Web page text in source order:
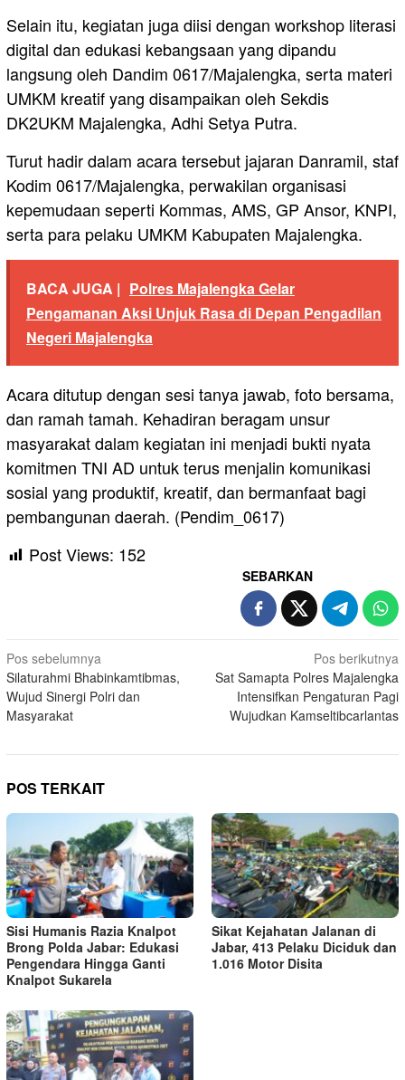
Selain itu, kegiatan juga diisi dengan workshop literasi
digital dan edukasi kebangsaan yang dipandu
langsung oleh Dandim 0617/Majalengka, serta materi
UMKM kreatif yang disampaikan oleh Sekdis
DK2UKM Majalengka, Adhi Setya Putra.
Turut hadir dalam acara tersebut jajaran Danramil, staf
Kodim 0617/Majalengka, perwakilan organisasi
kepemudaan seperti Kommas, AMS, GP Ansor, KNPI,
serta para pelaku UMKM Kabupaten Majalengka.
BACA JUGA | Polres Majalengka Gelar
Pengamanan Aksi Unjuk Rasa di Depan Pengadilan
Negeri Majalengka
Acara ditutup dengan sesi tanya jawab, foto bersama,
dan ramah tamah. Kehadiran beragam unsur
masyarakat dalam kegiatan ini menjadi bukti nyata
komitmen TNI AD untuk terus menjalin komunikasi
sosial yang produktif, kreatif, dan bermanfaat bagi
pembangunan daerah. (Pendim_0617)
Post Views: 152
SEBARKAN
Navigasi
pos
Pos sebelumnya
Silaturahmi Bhabinkamtibmas,
Wujud Sinergi Polri dan
Masyarakat
Pos berikutnya
Sat Samapta Polres Majalengka
Intensifkan Pengaturan Pagi
Wujudkan Kamseltibcarlantas
POS TERKAIT
Sisi Humanis Razia Knalpot
Brong Polda Jabar: Edukasi
Pengendara Hingga Ganti
Knalpot Sukarela
Sikat Kejahatan Jalanan di
Jabar, 413 Pelaku Diciduk dan
1.016 Motor Disita